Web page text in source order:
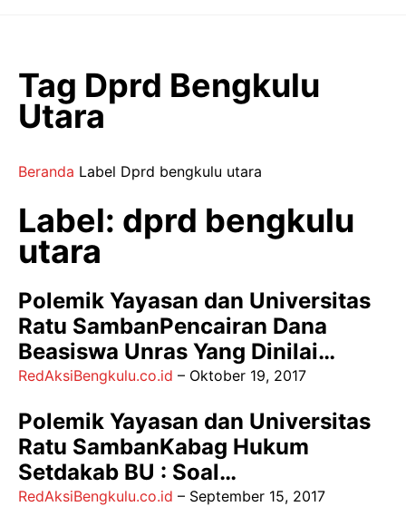
Tag Dprd Bengkulu
Utara
Beranda Label Dprd bengkulu utara
Label: dprd bengkulu
utara
Polemik Yayasan dan Universitas
Ratu SambanPencairan Dana
Beasiswa Unras Yang Dinilai…
RedAksiBengkulu.co.id – Oktober 19, 2017
Polemik Yayasan dan Universitas
Ratu SambanKabag Hukum
Setdakab BU : Soal…
RedAksiBengkulu.co.id – September 15, 2017